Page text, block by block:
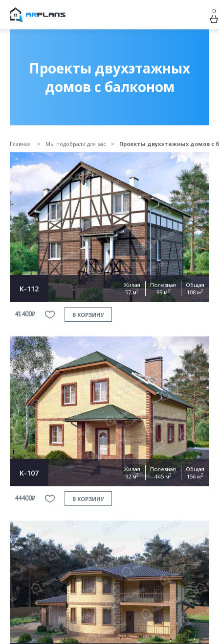
0
Проекты двухэтажных
домов с балконом
Главная Мы подобрали для вас Проекты двухэтажных домов с
К-112
Жилая
57 м2
Полезная
99 м2
Общая
108 м2
41400₽ В КОРЗИНУ
К-107
Жилая
92 м2
Полезная
145 м2
Общая
156 м2
44400₽ В КОРЗИНУ
Прикрепить файл
Согласен на обработку персональных данных
This site is protected by reCAPTCHA and the GooglePrivacy Policy andTerms of Service
ОТПРАВИТЬ